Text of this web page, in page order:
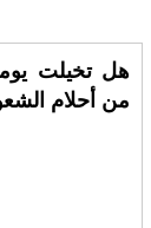
هل تخيلت
من أحلام